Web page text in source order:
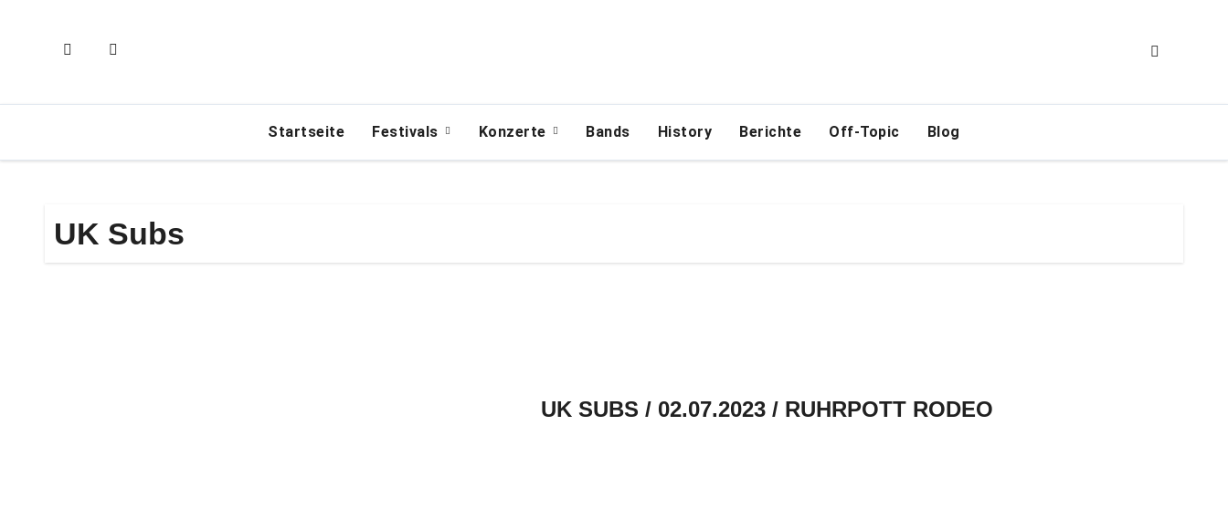
Startseite Festivals Konzerte Bands History Berichte Off-Topic Blog
UK Subs
UK SUBS / 02.07.2023 / RUHRPOTT RODEO